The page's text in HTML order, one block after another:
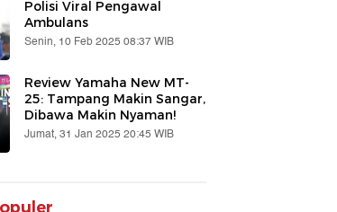
Polisi Viral Pengawal
Ambulans
Senin, 10 Feb 2025 08:37 WIB
Review Yamaha New MT-
25: Tampang Makin Sangar,
Dibawa Makin Nyaman!
Jumat, 31 Jan 2025 20:45 WIB